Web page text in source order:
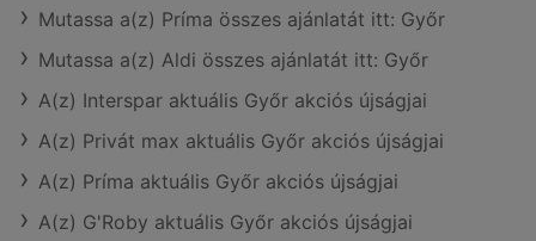
Mutassa a(z) Príma összes ajánlatát itt: Győr
Mutassa a(z) Aldi összes ajánlatát itt: Győr
A(z) Interspar aktuális Győr akciós újságjai
A(z) Privát max aktuális Győr akciós újságjai
A(z) Príma aktuális Győr akciós újságjai
A(z) G'Roby aktuális Győr akciós újságjai